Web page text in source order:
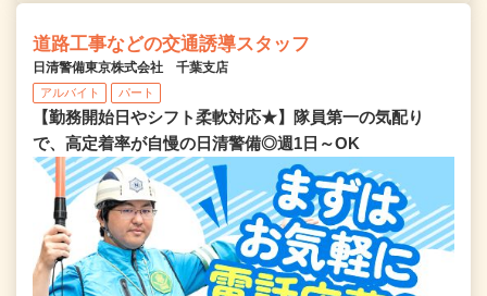
道路工事などの交通誘導スタッフ
日清警備東京株式会社 千葉支店
アルバイト パート
【勤務開始日やシフト柔軟対応★】隊員第一の気配り
で、高定着率が自慢の日清警備◎週1日～OK